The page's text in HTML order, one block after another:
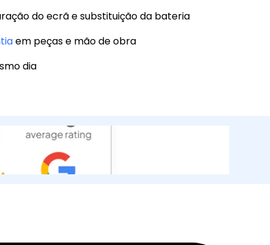
do ecrã e substituição da bateria
em peças e mão de obra
dia